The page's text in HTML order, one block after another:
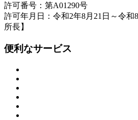
許可番号：第A01290号
許可年月日：令和2年8月21日～令和
所長】
便利なサービス